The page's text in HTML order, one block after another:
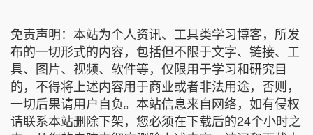
免责声明：本站为个人资讯、工具类学习博客，所发
布的一切形式的内容，包括但不限于文字、链接、工
具、图片、视频、软件等，仅限用于学习和研究目
的，不得将上述内容用于商业或者非法用途，否则，
一切后果请用户自负。本站信息来自网络，如有侵权
请联系本站删除下架，您必须在下载后的24个小时之